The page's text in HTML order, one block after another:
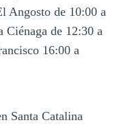
Angosto de 10:00 a
Ciénaga de 12:30 a
16:00 a
Santa Catalina